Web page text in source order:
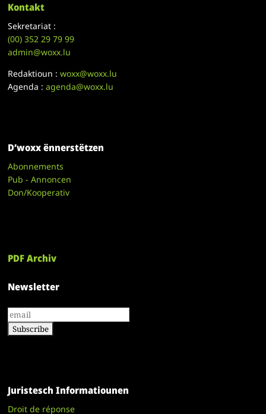
Kontakt
Sekretariat :
(00)352 29 79 99
admin@woxx.lu
Redaktioun :woxx@woxx.lu
Agenda :agenda@woxx.lu
D’woxx ënnerstëtzen
Abonnements
Pub - Annoncen
Don/Kooperativ
PDF Archiv
Newsletter
Juristesch Informatiounen
Droit de réponse